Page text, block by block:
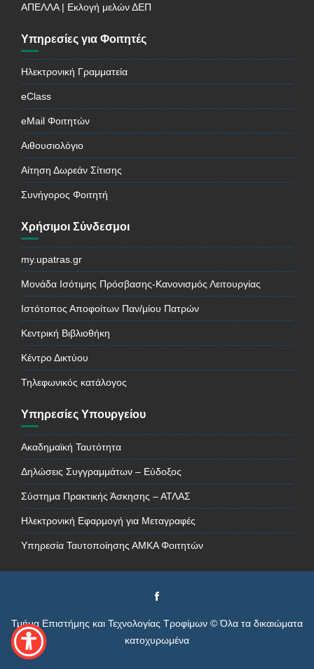
ΑΠΕΛΛΑ | Εκλογή μελών ΔΕΠ
Υπηρεσίες για Φοιτητές
Ηλεκτρονική Γραμματεία
eClass
eMail Φοιτητών
Αιθουσιολόγιο
Αίτηση Δωρεάν Σίτισης
Συνήγορος Φοιτητή
Χρήσιμοι Σύνδεσμοι
my.upatras.gr
Μονάδα Ισότιμης Πρόσβασης-Κανονισμός Λειτουργίας
Ιστότοπος Αποφοίτων Παν/μίου Πατρών
Κεντρική Βιβλιοθήκη
Κέντρο Δικτύου
Τηλεφωνικός κατάλογος
Υπηρεσίες Υπουργείου
Ακαδημαϊκή Ταυτότητα
Δηλώσεις Συγγραμμάτων – Εύδοξος
Σύστημα Πρακτικής Άσκησης – ΑΤΛΑΣ
Ηλεκτρονική Εφαρμογή για Μεταγραφές
Υπηρεσία Ταυτοποίησης ΑΜΚΑ Φοιτητών
Τμήμα Επιστήμης και Τεχνολογίας Τροφίμων © Όλα τα δικαιώματα
κατοχυρωμένα